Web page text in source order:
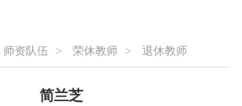
师资队伍 > 荣休教师 > 退休教师
简兰芝